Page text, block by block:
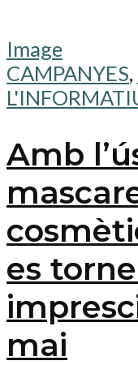
Image
CAMPANYES,
Amb
es
mai